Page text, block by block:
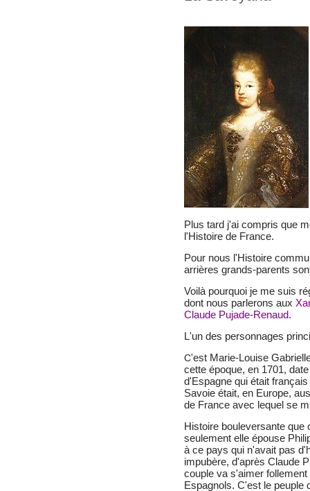
Plus tard j'ai compris que
l'Histoire de France.
Pour nous l'Histoire
arrières grands-parents
Voilà pourquoi je me suis
dont nous parlerons aux
Claude Pujade-Renaud.
L'un des personnages
C'est Marie-Louise
cette époque, en 1701,
d'Espagne qui était
Savoie était, en Europe,
de France avec lequel se
Histoire bouleversante que
seulement elle épouse
à ce pays qui n'avait pas
impubère, d'après Claude
couple va s'aimer
Espagnols. C'est le peuple